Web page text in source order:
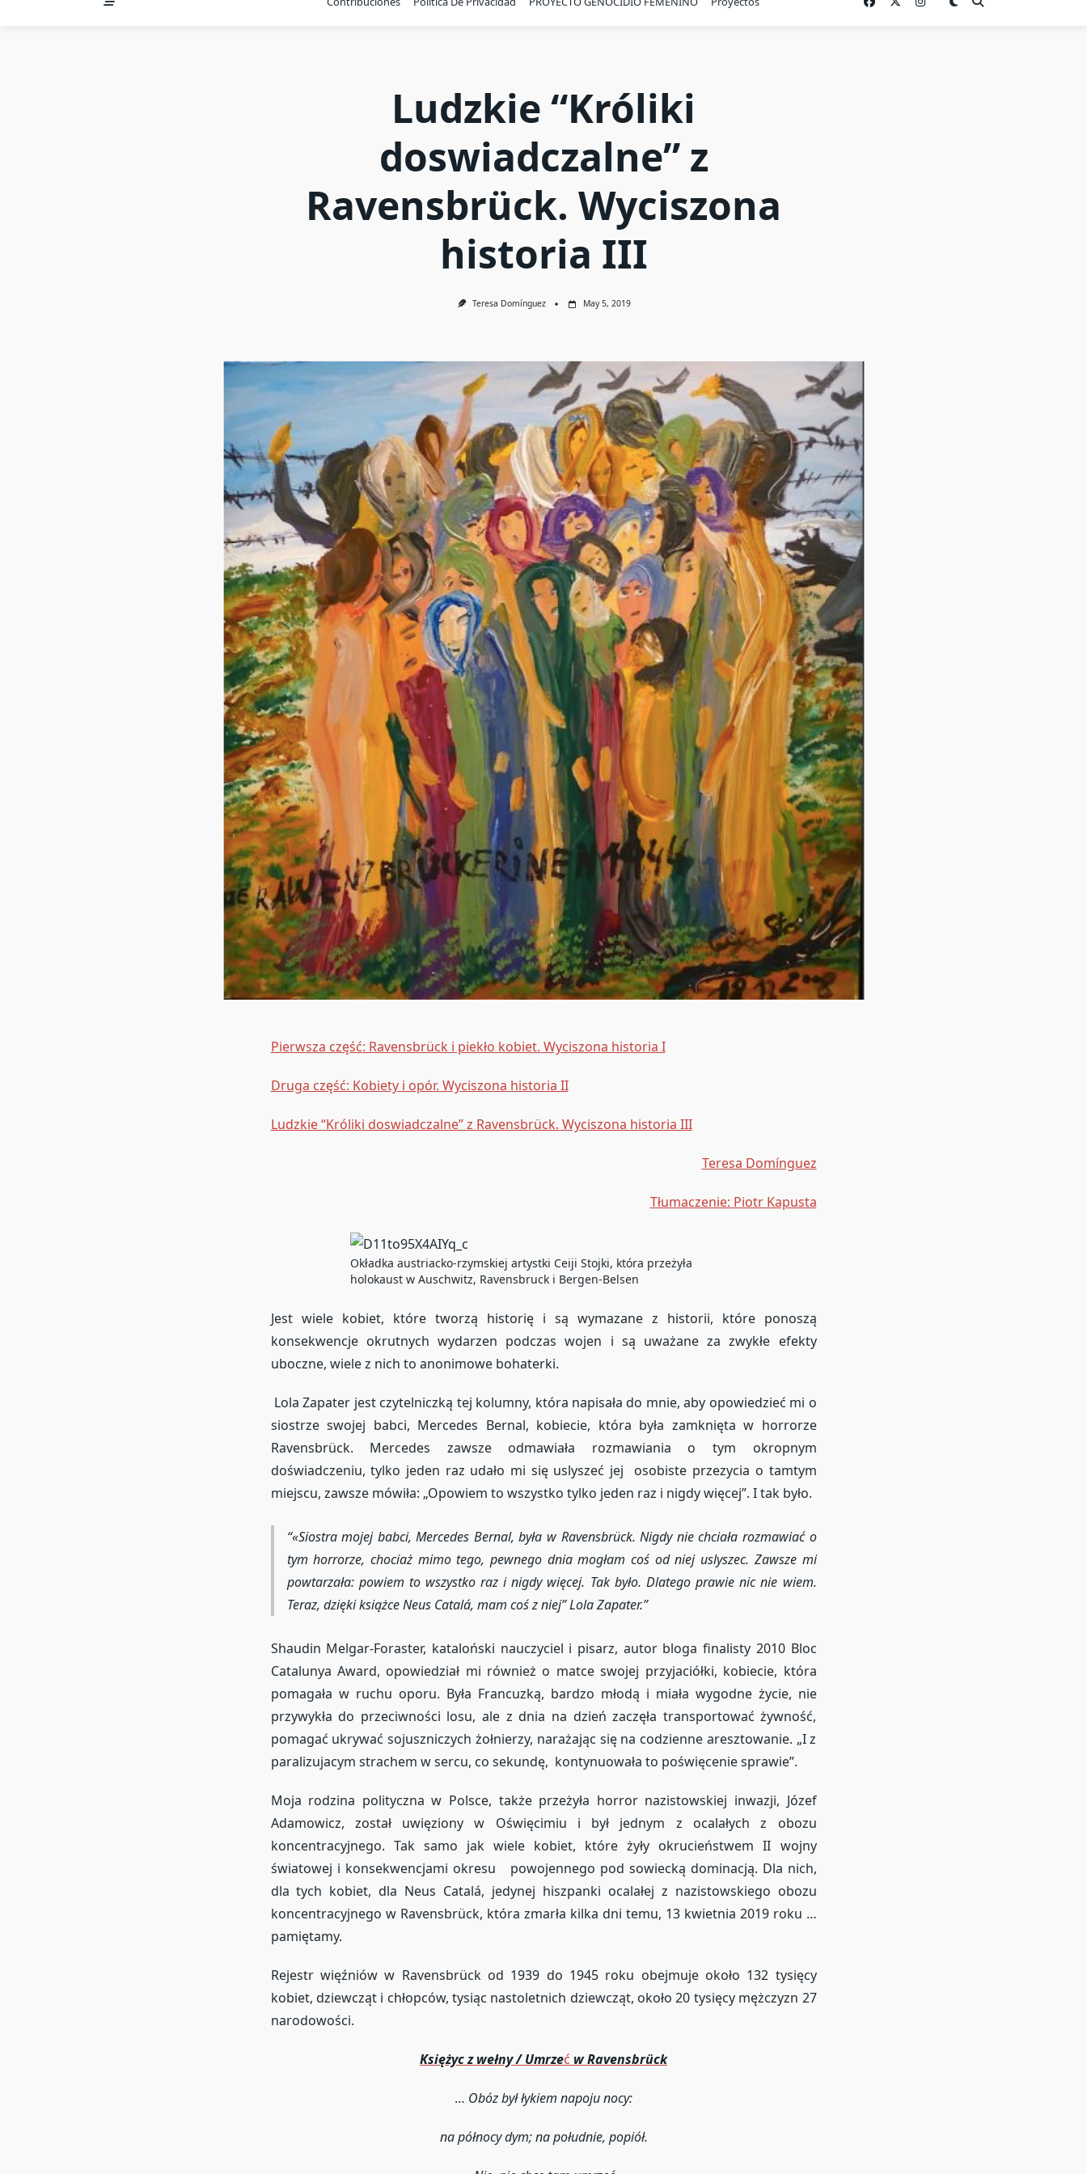
Ludzkie “Króliki
doswiadczalne” z
Ravensbrück. Wyciszona
historia III
Teresa Domínguez May 5, 2019
Pierwsza część: Ravensbrück i piekło kobiet. Wyciszona historia I
Druga część: Kobiety i opór. Wyciszona historia II
Ludzkie “Króliki doswiadczalne” z Ravensbrück. Wyciszona historia III
Teresa Domínguez
Tłumaczenie: Piotr Kapusta
Okładka austriacko-rzymskiej artystki Ceiji Stojki, która przeżyła
holokaust w Auschwitz, Ravensbruck i Bergen-Belsen
Jest wiele kobiet, które tworzą historię i są wymazane z historii, które ponoszą
konsekwencje okrutnych wydarzen podczas wojen i są uważane za zwykłe efekty
uboczne, wiele z nich to anonimowe bohaterki.
Lola Zapater jest czytelniczką tej kolumny, która napisała do mnie, aby opowiedzieć mi o
siostrze swojej babci, Mercedes Bernal, kobiecie, która była zamknięta w horrorze
Ravensbrück. Mercedes zawsze odmawiała rozmawiania o tym okropnym
doświadczeniu, tylko jeden raz udało mi się uslyszeć jej osobiste przezycia o tamtym
miejscu, zawsze mówiła: „Opowiem to wszystko tylko jeden raz i nigdy więcej”. I tak było.
«Siostra mojej babci, Mercedes Bernal, była w Ravensbrück. Nigdy nie chciała rozmawiać o
tym horrorze, chociaż mimo tego, pewnego dnia mogłam coś od niej uslyszec. Zawsze mi
powtarzała: powiem to wszystko raz i nigdy więcej. Tak było. Dlatego prawie nic nie wiem.
Teraz, dzięki książce Neus Catalá, mam coś z niej”Lola Zapater.
Shaudin Melgar-Foraster, kataloński nauczyciel i pisarz, autor bloga finalisty 2010 Bloc
Catalunya Award, opowiedział mi również o matce swojej przyjaciółki, kobiecie, która
pomagała w ruchu oporu. Była Francuzką, bardzo młodą i miała wygodne życie, nie
przywykła do przeciwności losu, ale z dnia na dzień zaczęła transportować żywność,
pomagać ukrywać sojuszniczych żołnierzy, narażając się na codzienne aresztowanie. „I z
paralizujacym strachem w sercu, co sekundę, kontynuowała to poświęcenie sprawie”.
Moja rodzina polityczna w Polsce, także przeżyła horror nazistowskiej inwazji, Józef
Adamowicz, został uwięziony w Oświęcimiu i był jednym z ocalałych z obozu
koncentracyjnego. Tak samo jak wiele kobiet, które żyły okrucieństwem II wojny
światowej i konsekwencjami okresu powojennego pod sowiecką dominacją. Dla nich,
dla tych kobiet, dla Neus Catalá, jedynej hiszpanki ocalałej z nazistowskiego obozu
koncentracyjnego w Ravensbrück, która zmarła kilka dni temu, 13 kwietnia 2019 roku …
pamiętamy.
Rejestr więźniów w Ravensbrück od 1939 do 1945 roku obejmuje około 132 tysięcy
kobiet, dziewcząt i chłopców, tysiąc nastoletnich dziewcząt, około 20 tysięcy mężczyzn 27
narodowości.
Księżyc z wełny / Umrzeć w Ravensbrück
… Obóz był łykiem napoju nocy:
na północy dym; na południe, popiół.